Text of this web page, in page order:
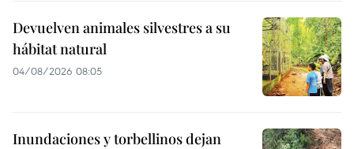
Devuelven animales silvestres a su
hábitat natural
04/08/2026 08:05
Inundaciones y torbellinos dejan